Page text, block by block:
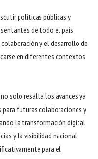
políticas públicas y
de todo el país
y el desarrollo de
en diferentes contextos
no solo resalta los avances ya
para futuras colaboraciones y
la transformación digital
y la visibilidad nacional
para el